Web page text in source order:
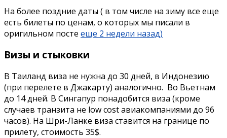
На более поздние даты ( в том числе на зиму все еще
есть билеты по ценам, о которых мы писали в
оригильном посте еще 2 недели назад)
Визы и стыковки
В Таиланд виза не нужна до 30 дней, в Индонезию
(при перелете в Джакарту) аналогично. Во Вьетнам
до 14 дней. В Сингапур понадобится виза (кроме
случаев транзита не low cost авиакомпаниями до 96
часов). На Шри-Ланке виза ставится на границе по
прилету, стоимость 35$.